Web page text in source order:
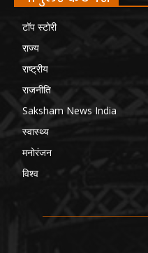
टॉप स्टोरी
राज्य
राष्ट्रीय
राजनीति
Saksham News India
स्वास्थ्य
मनोरंजन
विश्व